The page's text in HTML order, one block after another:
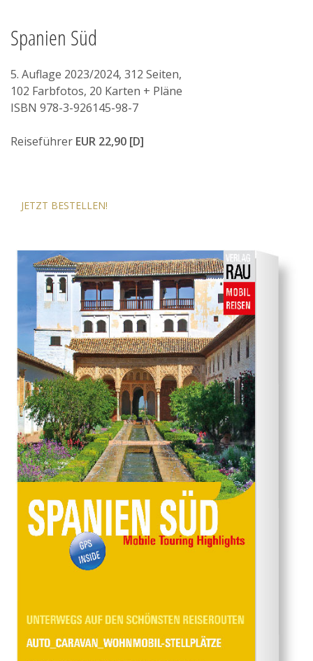
Spanien Süd
5. Auflage 2023/2024, 312 Seiten,
102 Farbfotos, 20 Karten + Pläne
ISBN 978-3-926145-98-7
Reiseführer EUR 22,90 [D]
JETZT BESTELLEN!